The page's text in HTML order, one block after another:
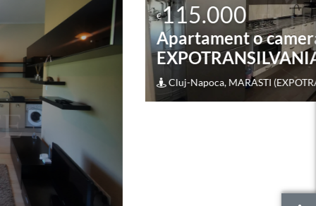
115.000
Apartament o camera în zona
EXPOTRANSILVANIA
Cluj-Napoca, MARASTI (EXPOTRANSILVANIA)